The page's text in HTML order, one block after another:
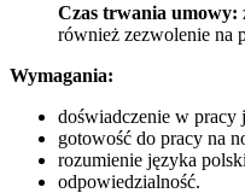
Czas trwania umowy:
również zezwolenie na
Wymagania:
doświadczenie w pracy
gotowość do pracy na
rozumienie języka
odpowiedzialność.